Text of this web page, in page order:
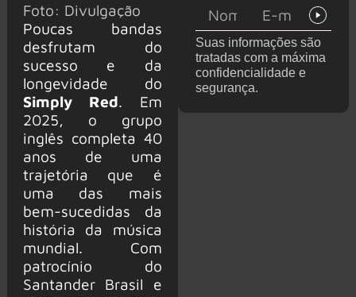
Foto: Divulgação
Poucas bandas
desfrutam do
sucesso e da
longevidade do
Simply Red. Em
2025, o grupo
inglês completa 40
anos de uma
trajetória que é
uma das mais
bem-sucedidas da
história da música
mundial. Com
patrocínio do
Santander Brasil e
Suas informações são
tratadas com a máxima
confidencialidade e
segurança.